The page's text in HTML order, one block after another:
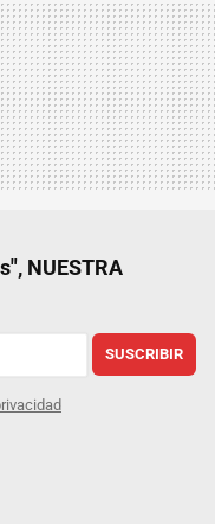
NUESTRA
SUSCRIBIR